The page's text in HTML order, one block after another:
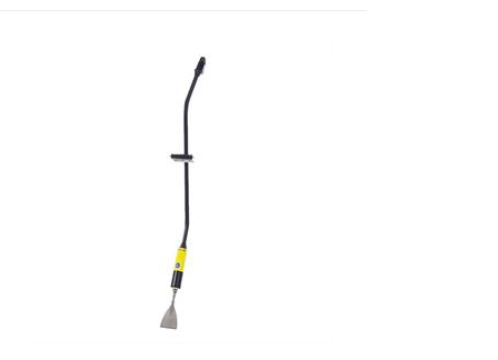
lang driftstid og enkel betjening. Vekt
(uten meisel): 6,6 kg (14,6 lbs) Lengde: 71
tommer (1800 mm) Luftforbruk: 158 l/min
(5,6 cfm) Lufttrykk: Maks. 7 bar (100 psi)